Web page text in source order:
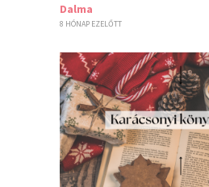
Dalma
8 HÓNAP EZELŐTT